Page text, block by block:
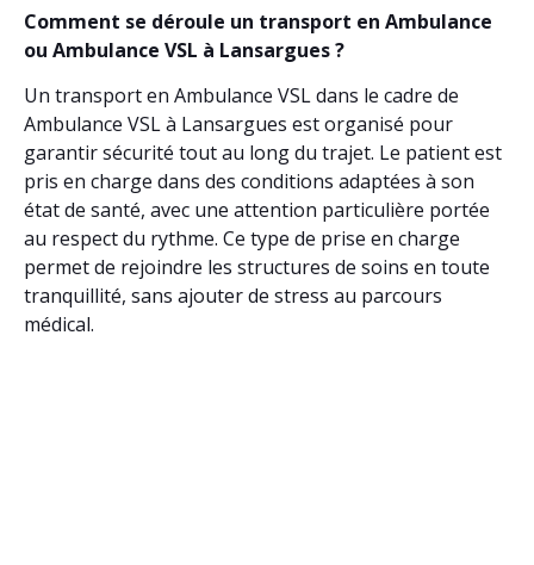
Comment se déroule un transport en Ambulance
ou Ambulance VSL à Lansargues ?
Un transport en Ambulance VSL dans le cadre de
Ambulance VSL à Lansargues est organisé pour
garantir sécurité tout au long du trajet. Le patient est
pris en charge dans des conditions adaptées à son
état de santé, avec une attention particulière portée
au respect du rythme. Ce type de prise en charge
permet de rejoindre les structures de soins en toute
tranquillité, sans ajouter de stress au parcours
médical.